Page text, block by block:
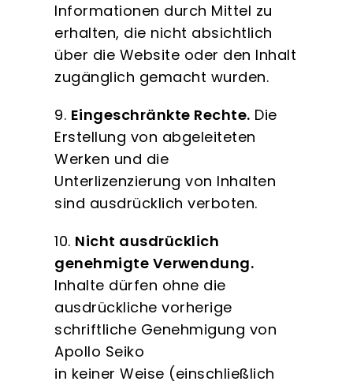
Informationen durch Mittel zu
erhalten, die nicht absichtlich
über die Website oder den Inhalt
zugänglich gemacht wurden.
9. Eingeschränkte Rechte. Die
Erstellung von abgeleiteten
Werken und die
Unterlizenzierung von Inhalten
sind ausdrücklich verboten.
10. Nicht ausdrücklich
genehmigte Verwendung.
Inhalte dürfen ohne die
ausdrückliche vorherige
schriftliche Genehmigung von
Apollo Seiko
in keiner Weise (einschließlich